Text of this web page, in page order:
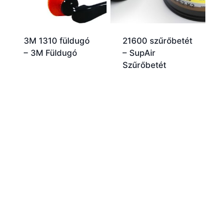
3M 1310 füldugó
– 3M Füldugó
21600 szűrőbetét
– SupAir
Szűrőbetét